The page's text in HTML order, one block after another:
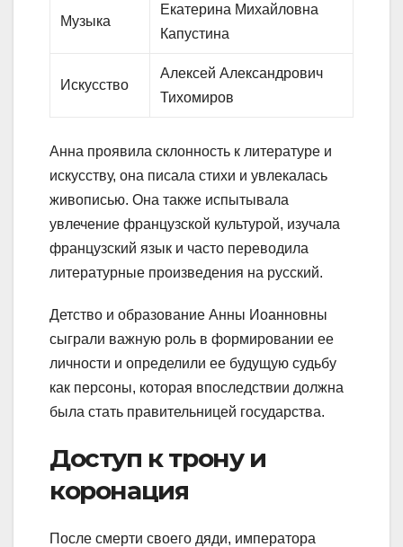
Музыка
Екатерина Михайловна
Капустина
Искусство
Алексей Александрович
Тихомиров
Анна проявила склонность к литературе и
искусству, она писала стихи и увлекалась
живописью. Она также испытывала
увлечение французской культурой, изучала
французский язык и часто переводила
литературные произведения на русский.
Детство и образование Анны Иоанновны
сыграли важную роль в формировании ее
личности и определили ее будущую судьбу
как персоны, которая впоследствии должна
была стать правительницей государства.
Доступ к трону и
коронация
После смерти своего дяди, императора